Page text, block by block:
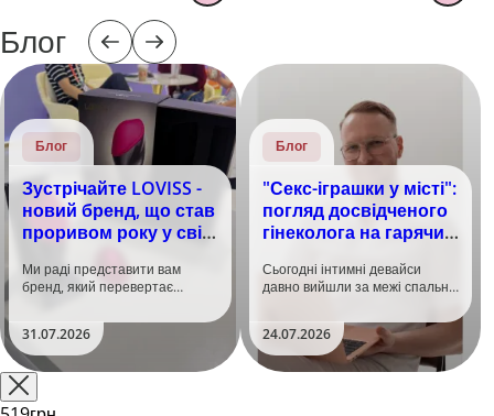
Блог
Блог
Зустрічайте LOVISS -
новий бренд, що став
проривом року у світі
Ми раді представити вам
бренд, який перевертає
та вже встиг стати сенсацією
на міжнародній виставці API
Shanghai-2026!​LOVISS - це
поєднання унікальної естетики
та бездога..
31.07.2026
Блог
"Секс-іграшки у місті":
погляд досвідченого
гінеколога на гарячий
Сьогодні інтимні девайси
давно вийшли за межі спальні.
безшумні моторчики та
стильний дизайн перетворили
їх на гаджет, який багато хто
використовує, тестує у
24.07.2026